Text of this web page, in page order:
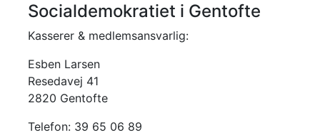
Socialdemokratiet i Gentofte
Kasserer & medlemsansvarlig:
Esben Larsen
Resedavej 41
2820 Gentofte
Telefon: 39 65 06 89